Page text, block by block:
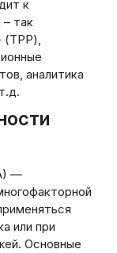
к
– так
(TPP),
аналитика
—
или при
Основные